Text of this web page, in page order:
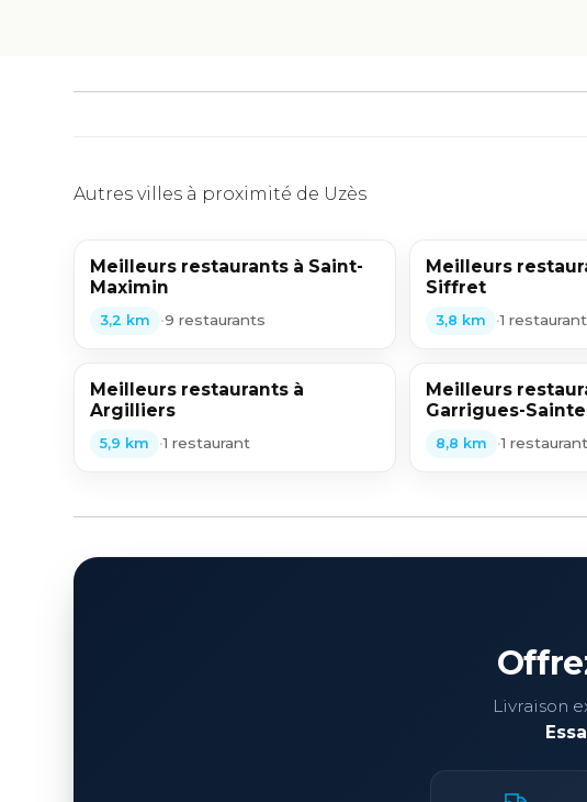
Autres villes à proximité de Uzès
Meilleurs restaurants à Saint-
Maximin
3,2 km •9 restaurants
Meilleurs
Siffret
3,8 km •1 restaurant
Meilleurs restaurants à
Argilliers
5,9 km •1 restaurant
Meilleurs
Garrigues-
8,8 km •1 restaurant
Livraison